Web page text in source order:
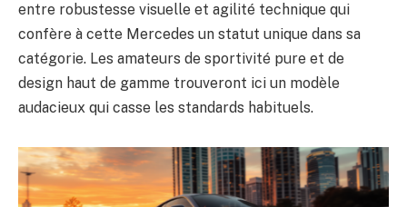
entre robustesse visuelle et agilité technique qui
confère à cette Mercedes un statut unique dans sa
catégorie. Les amateurs de sportivité pure et de
design haut de gamme trouveront ici un modèle
audacieux qui casse les standards habituels.